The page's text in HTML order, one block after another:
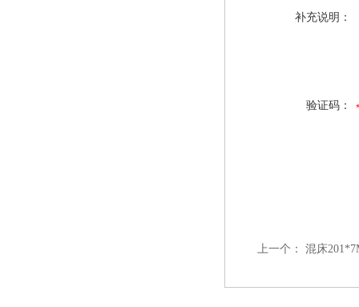
补充说明：
验证码：
上一个： 混床